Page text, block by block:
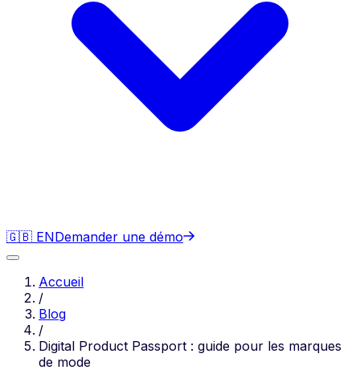
🇬🇧 ENDemander une démo
Accueil
/
Blog
/
Digital Product Passport : guide pour les marques
de mode